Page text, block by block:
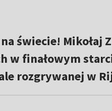
świecie! Mikołaj
w finałowym
rozgrywanej w